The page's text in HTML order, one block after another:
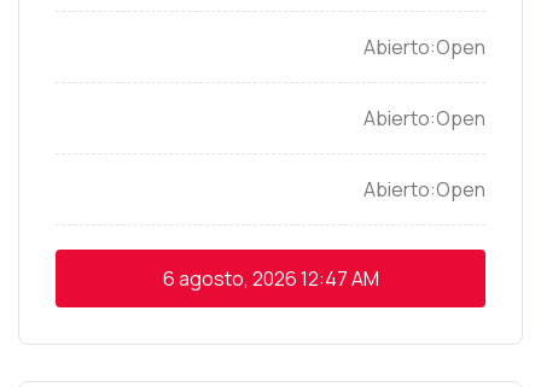
Open
Open
Open
6 agosto, 202612:47 AM